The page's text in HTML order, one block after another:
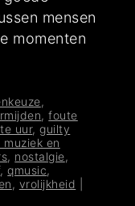
mensen
momenten
,
,foute
uur,guilty
en
, nostalgie,
,qmusic,
, vrolijkheid